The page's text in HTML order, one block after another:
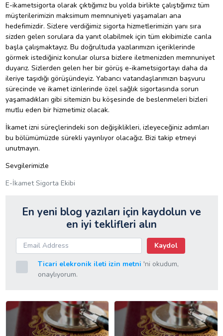
E-ikametsigorta olarak çıktığımız bu yolda birlikte çalıştığımız tüm
müşterilerimizin maksimum memnuniyeti yaşamaları ana
hedefimizdir. Sizlere verdiğimiz sigorta hizmetlerimizin yanı sıra
sizden gelen sorulara da yanıt olabilmek için tüm ekibimizle canla
başla çalışmaktayız. Bu doğrultuda yazılarımızın içeriklerinde
görmek istediğiniz konular olursa bizlere iletmenizden memnuniyet
duyarız. Sizlerden gelen her bir görüş e-ikametsigortayı daha da
ileriye taşıdığı görüşündeyiz. Yabancı vatandaşlarımızın başvuru
sürecinde ve ikamet izinlerinde özel sağlık sigortasında sorun
yaşamadıkları gibi sitemizin bu köşesinde de beslenmeleri bizleri
mutlu eden bir hizmetimiz olacak.
İkamet izni süreçlerindeki son değişiklikleri, izleyeceğiniz adımları
bu bölümümüzde sürekli yayınlıyor olacağız. Bizi takip etmeyi
unutmayın.
Sevgilerimizle
E-İkamet Sigorta Ekibi
En yeni blog yazıları için kaydolun ve
en iyi teklifleri alın
Kaydol
Ticari elekronik ileti izin metni 'ni okudum,
onaylıyorum.